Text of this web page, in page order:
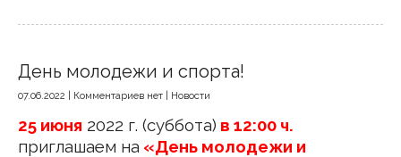
День молодежи и спорта!
07.06.2022 Комментариев нет Новости
25 июня 2022 г. (суббота) в 12:00 ч.
приглашаем на «День молодежи и